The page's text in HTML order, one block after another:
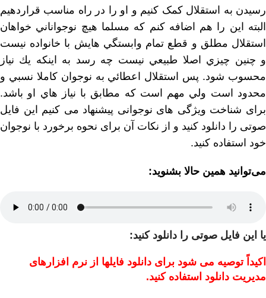
رسیدن به استقلال کمک کنیم و او را در راه مناسب قراردهیم
البته این را هم اضافه کنم که مسلما هيچ نوجواناني خواهان
استقلال مطلق و قطع تمام وابستگي هايش با خانواده نيست
و چنين چيزي اصلا طبيعي نيست چه رسد به اينكه يك نياز
محسوب شود. پس استقلال اعطائي به نوجوان كاملا نسبي و
محدود است ولي مهم است كه مطابق با نياز هاي او باشد.
برای شناخت ویژگی های نوجوانی پیشنهاد می کنیم این فایل
صوتی را دانلود کنید و از نکات آن برای نحوه برخورد با نوجوان
خود استفاده کنید.
می‌توانید همین حالا بشنوید:
یا این فایل صوتی را دانلود کنید:
اکیداً توصیه می شود برای دانلود فایلها از نرم افزارهای
مدیریت دانلود استفاده کنید.